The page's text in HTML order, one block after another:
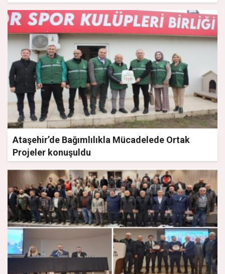
Ataşehir’de Bağımlılıkla Mücadelede Ortak
Projeler konuşuldu